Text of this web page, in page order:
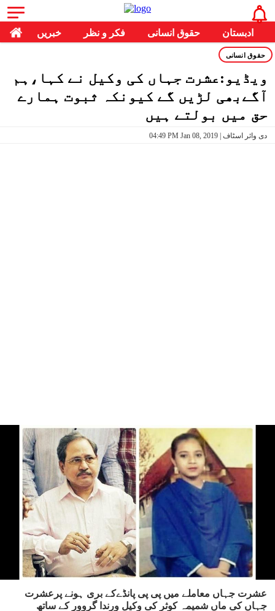
خبریں فکر و نظر حقوق انسانی ادبستان
حقوق انسانی
ویڈیو:عشرت جہاں کی وکیل نے کہا،ہم
آگےبھی لڑیں گے کیونکہ ثبوت ہمارے
حق میں بولتے ہیں
04:49 PM Jan 08, 2019 | دی وائر اسٹاف
عشرت جہاں معاملے میں پی پی پانڈےکے بری ہونے پرعشرت
جہاں کی ماں شمیمہ کوثر کی وکیل ورندا گروور کے ساتھ